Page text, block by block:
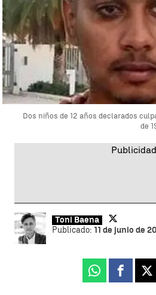
Dos niños de 12 años declarados
de
Toni Baena
Publicado: 11 de junio de
Whatsapp X